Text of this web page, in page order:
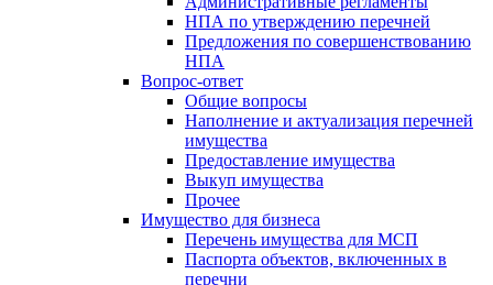
НПА по утверждению перечней
Предложения по совершенствованию
НПА
Вопрос-ответ
Общие вопросы
Наполнение и актуализация перечней
имущества
Предоставление имущества
Выкуп имущества
Прочее
Имущество для бизнеса
Перечень имущества для МСП
Паспорта объектов, включенных в
перечни